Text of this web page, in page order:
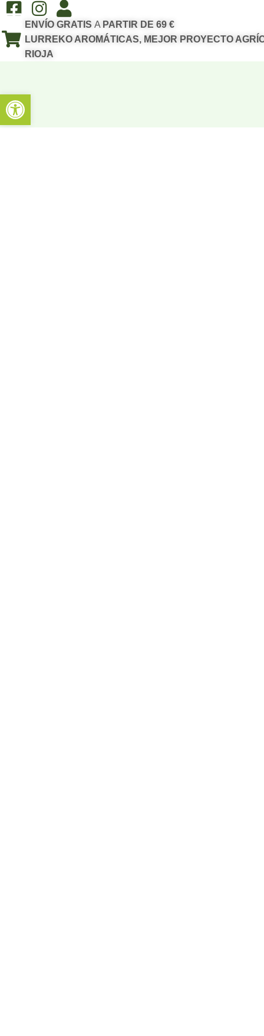
ENVÍO GRATISA PARTIR DE 69 €
LURREKO AROMÁTICAS, MEJOR PROYECTO
RIOJA
Abrir barra de herramientas